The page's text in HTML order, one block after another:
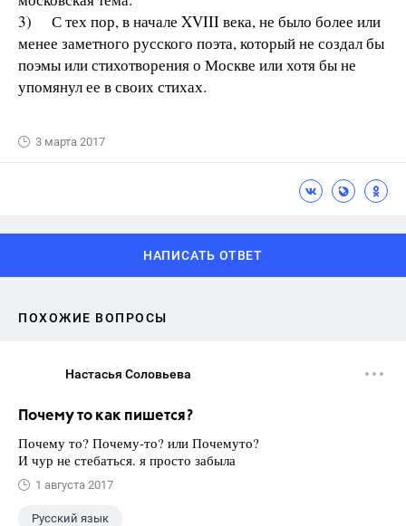
3) С тех пор, в начале XVIII века, не было более или
менее заметного русского поэта, который не создал бы
поэмы или стихотворения о Москве или хотя бы не
упомянул ее в своих стихах.
3 марта 2017
НАПИСАТЬ ОТВЕТ
ПОХОЖИЕ ВОПРОСЫ
Настасья Соловьева
Почему то как пишется?
Почему то? Почему-то? или Почемуто?
И чур не стебаться. я просто забыла
1 августа 2017
Русский язык